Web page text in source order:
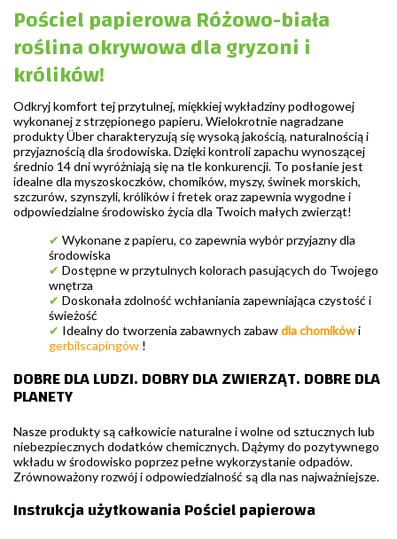
Pościel papierowa Różowo-biała
roślina okrywowa dla gryzoni i
królików!
Odkryj komfort tej przytulnej, miękkiej wykładziny podłogowej
wykonanej z strzępionego papieru. Wielokrotnie nagradzane
produkty Über charakteryzują się wysoką jakością, naturalnością i
przyjaznością dla środowiska. Dzięki kontroli zapachu wynoszącej
średnio 14 dni wyróżniają się na tle konkurencji. To posłanie jest
idealne dla myszoskoczków, chomików, myszy, świnek morskich,
szczurów, szynszyli, królików i fretek oraz zapewnia wygodne i
odpowiedzialne środowisko życia dla Twoich małych zwierząt!
✔ Wykonane z papieru, co zapewnia wybór przyjazny dla
środowiska
✔ Dostępne w przytulnych kolorach pasujących do Twojego
wnętrza
✔ Doskonała zdolność wchłaniania zapewniająca czystość i
świeżość
✔ Idealny do tworzenia zabawnych zabawdla chomikówi
gerbilscapingów !
DOBRE DLA LUDZI. DOBRY DLA ZWIERZĄT. DOBRE DLA
PLANETY
Nasze produkty są całkowicie naturalne i wolne od sztucznych lub
niebezpiecznych dodatków chemicznych. Dążymy do pozytywnego
wkładu w środowisko poprzez pełne wykorzystanie odpadów.
Zrównoważony rozwój i odpowiedzialność są dla nas najważniejsze.
Instrukcja użytkowania Pościel papierowa